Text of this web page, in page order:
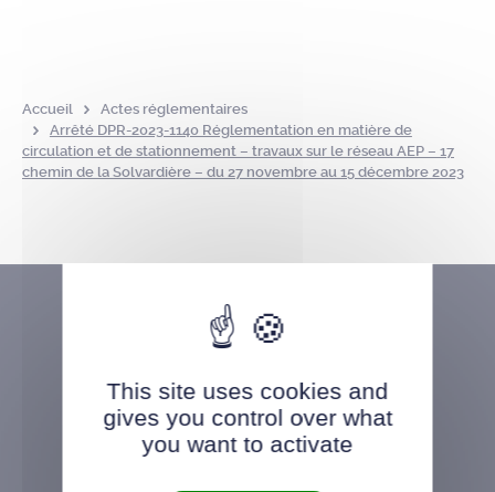
Accueil
Actes réglementaires
Arrêté DPR-2023-1140 Réglementation en matière de
circulation et de stationnement – travaux sur le réseau AEP – 17
chemin de la Solvardière – du 27 novembre au 15 décembre 2023
This site uses cookies and
gives you control over what
you want to activate